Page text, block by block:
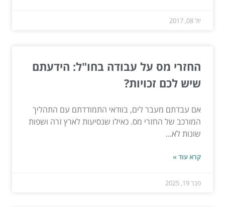
יול 08, 2017
החזרי מס על עבודה בחו"ל: הידעתם
שיש לכם זכויות?
אם עבדתם מעבר לים, בוודאי התמודדתם עם התהליך
המורכב של החזרי מס. כאילו שנסיעות לארץ זרה ושפות
שונות לא...
קרא עוד »
פבר 19, 2025